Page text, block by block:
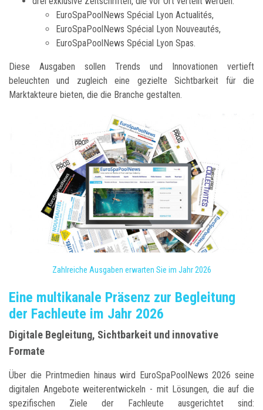
EuroSpaPoolNews Spécial Lyon Actualités,
EuroSpaPoolNews Spécial Lyon Nouveautés,
EuroSpaPoolNews Spécial Lyon Spas.
Diese Ausgaben sollen Trends und Innovationen vertieft
beleuchten und zugleich eine gezielte Sichtbarkeit für die
Marktakteure bieten, die die Branche gestalten.
Zahlreiche Ausgaben erwarten Sie im Jahr 2026
Eine multikanale Präsenz zur Begleitung
der Fachleute im Jahr 2026
Digitale Begleitung, Sichtbarkeit und innovative
Formate
Über die Printmedien hinaus wird EuroSpaPoolNews 2026 seine
digitalen Angebote weiterentwickeln - mit Lösungen, die auf die
spezifischen Ziele der Fachleute ausgerichtet sind: